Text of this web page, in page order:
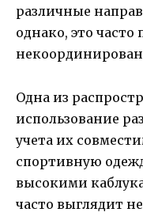
различные
однако, это
Одна из
использование
учета их
спортивную
высокими
часто выглядит